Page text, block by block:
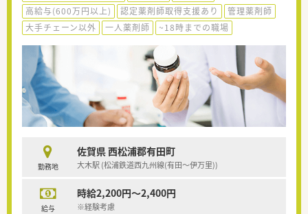
高給与(600万円以上)
認定薬剤師取得支援あり
管理薬剤師
大手チェーン以外
一人薬剤師 ~18時までの職場
勤務地
佐賀県 西松浦郡有田町
大木駅 (松浦鉄道西九州線(有田～伊万里))
給与
時給2,200円～2,400円
※経験考慮